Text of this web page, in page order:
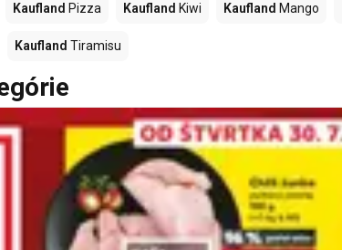
Kaufland Pizza Kaufland Kiwi Kaufland Mango
Kaufland Tiramisu